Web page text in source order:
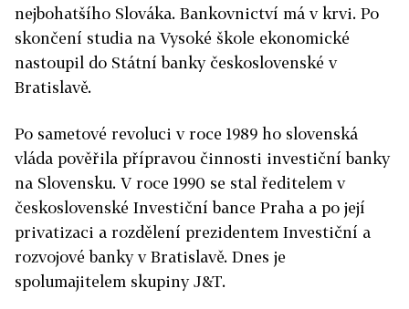
nejbohatšího Slováka. Bankovnictví má v krvi. Po
skončení studia na Vysoké škole ekonomické
nastoupil do Státní banky československé v
Bratislavě.
Po sametové revoluci v roce 1989 ho slovenská
vláda pověřila přípravou činnosti investiční banky
na Slovensku. V roce 1990 se stal ředitelem v
československé Investiční bance Praha a po její
privatizaci a rozdělení prezidentem Investiční a
rozvojové banky v Bratislavě. Dnes je
spolumajitelem skupiny J&T.